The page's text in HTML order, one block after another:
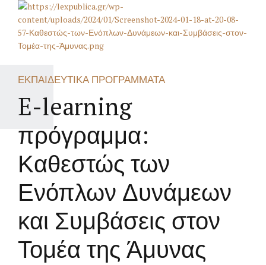
ΕΚΠΑΙΔΕΥΤΙΚΆ ΠΡΟΓΡΆΜΜΑΤΑ
E-learning
πρόγραμμα:
Καθεστώς των
Ενόπλων Δυνάμεων
και Συμβάσεις στον
Τομέα της Άμυνας